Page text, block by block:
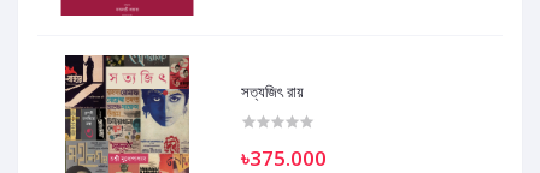
সত্যজিৎ রায়
৳375.000